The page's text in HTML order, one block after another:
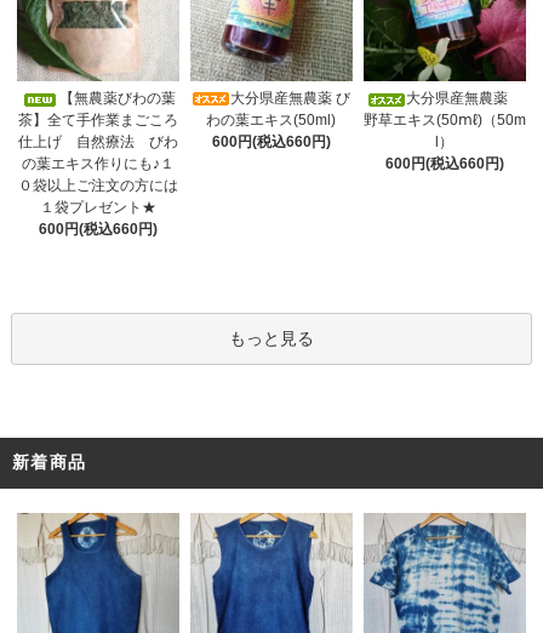
【無農薬びわの葉
茶】全て手作業まごころ
仕上げ 自然療法 びわ
の葉エキス作りにも♪１
０袋以上ご注文の方には
１袋プレゼント★
600円(税込660円)
大分県産無農薬 び
わの葉エキス(50ml)
600円(税込660円)
大分県産無農薬
野草エキス(50ⅿℓ)（50m
l）
600円(税込660円)
もっと見る
新着商品